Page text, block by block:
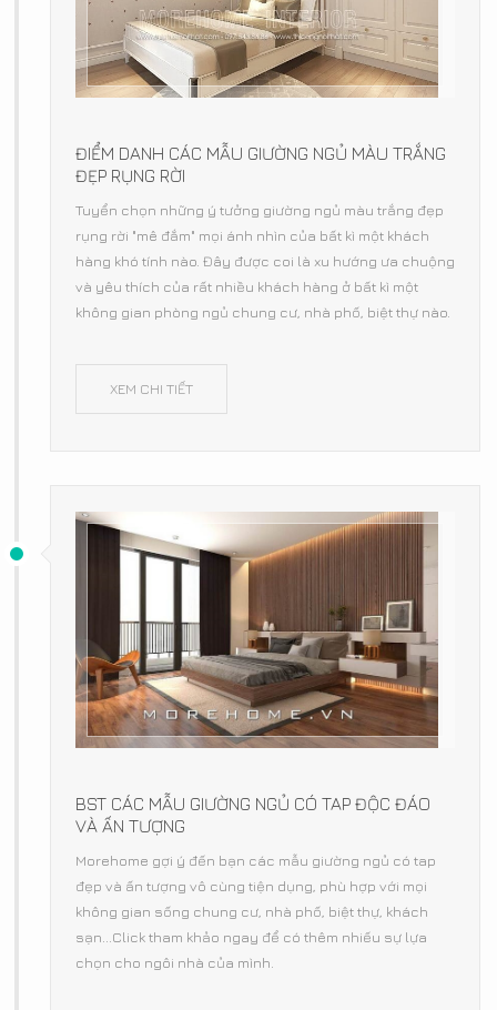
ĐIỂM DANH CÁC MẪU GIƯỜNG NGỦ MÀU TRẮNG
ĐẸP RỤNG RỜI
Tuyển chọn những ý tưởng giường ngủ màu trắng đẹp
rụng rời "mê đắm" mọi ánh nhìn của bất kì một khách
hàng khó tính nào. Đây được coi là xu hướng ưa chuộng
và yêu thích của rất nhiều khách hàng ở bất kì một
không gian phòng ngủ chung cư, nhà phố, biệt thự nào.
XEM CHI TIẾT
BST CÁC MẪU GIƯỜNG NGỦ CÓ TAP ĐỘC ĐÁO
VÀ ẤN TƯỢNG
Morehome gợi ý đến bạn các mẫu giường ngủ có tap
đẹp và ấn tượng vô cùng tiện dụng, phù hợp với mọi
không gian sống chung cư, nhà phố, biệt thự, khách
sạn...Click tham khảo ngay để có thêm nhiếu sự lựa
chọn cho ngôi nhà của mình.